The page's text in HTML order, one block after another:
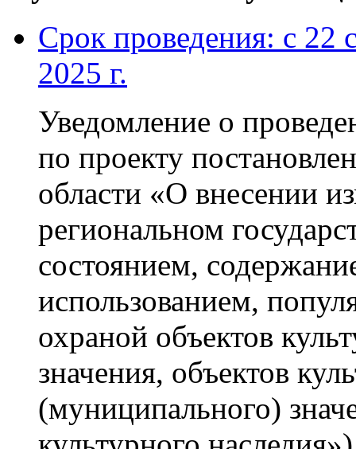
Срок проведения: с 22
2025 г.
Уведомление о
по проекту
области «О внесении
региональном
состоянием,
использованием,
охраной объектов
значения, объектов
(муниципального)